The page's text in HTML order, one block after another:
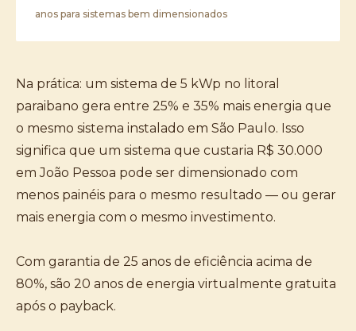
anos para sistemas bem dimensionados
Na prática: um sistema de 5 kWp no litoral
paraibano gera entre 25% e 35% mais energia que
o mesmo sistema instalado em São Paulo. Isso
significa que um sistema que custaria R$ 30.000
em João Pessoa pode ser dimensionado com
menos painéis para o mesmo resultado — ou gerar
mais energia com o mesmo investimento.
Com garantia de 25 anos de eficiência acima de
80%, são 20 anos de energia virtualmente gratuita
após o payback.